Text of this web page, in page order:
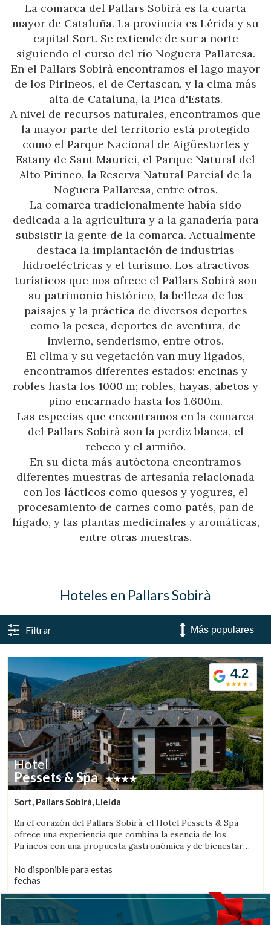
Gestionar mi reserva
Verificar localizador
La comarca del Pallars Sobirà es la cuarta
mayor de Cataluña. La provincia es Lérida y su
capital Sort. Se extiende de sur a norte
siguiendo el curso del río Noguera Pallaresa.
En el Pallars Sobirà encontramos el lago mayor
de los Pirineos, el de Certascan, y la cima más
alta de Cataluña, la Pica d'Estats.
A nivel de recursos naturales, encontramos que
la mayor parte del territorio está protegido
como el Parque Nacional de Aigüestortes y
Estany de Sant Maurici, el Parque Natural del
Alto Pirineo, la Reserva Natural Parcial de la
Noguera Pallaresa, entre otros.
La comarca tradicionalmente había sido
dedicada a la agricultura y a la ganadería para
subsistir la gente de la comarca. Actualmente
destaca la implantación de industrias
hidroeléctricas y el turismo. Los atractivos
turísticos que nos ofrece el Pallars Sobirà son
su patrimonio histórico, la belleza de los
paisajes y la práctica de diversos deportes
como la pesca, deportes de aventura, de
invierno, senderismo, entre otros.
El clima y su vegetación van muy ligados,
encontramos diferentes estados: encinas y
robles hasta los 1000 m; robles, hayas, abetos y
pino encarnado hasta los 1.600m.
Las especias que encontramos en la comarca
del Pallars Sobirà son la perdiz blanca, el
rebeco y el armiño.
En su dieta más autóctona encontramos
diferentes muestras de artesanía relacionada
con los lácticos como quesos y yogures, el
procesamiento de carnes como patés, pan de
hígado, y las plantas medicinales y aromáticas,
entre otras muestras.
Hoteles en Pallars Sobirà
Filtrar
4.2
Hotel
Pessets & Spa
Sort, Pallars Sobirà, Lleida
En el corazón del Pallars Sobirà, el Hotel Pessets & Spa
ofrece una experiencia que combina la esencia de los
Pirineos con una propuesta gastronómica y de bienestar
estaciones. Situado en Sort, rodeado de montañas y
naturaleza, es un destino ideal tanto para los amantes de las
actividades al aire libre como para quienes buscan
desconexión, autenticidad y buena mesa.
No disponible para estas
fechas